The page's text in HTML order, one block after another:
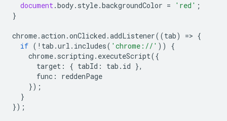
document .body. style.backgroundColor = 'red' ;
}
chrome.action .onClicked .addListener((tab) => {
if ( ! tab .url . includes( 'chrome://' ))
{
chrome. scripting . executeScript({
target : { tabId : tab . id },
func :
reddenPage
});
}
});